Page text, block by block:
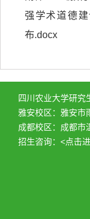
强学术道德
布.docx
四川农业大学研
雅安校区：雅安市
成都校区：成都市
招生咨询： <点击